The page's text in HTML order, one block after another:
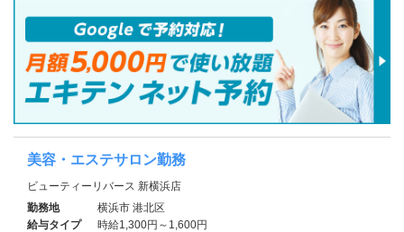
美容・エステサロン勤務
ビューティーリバース 新横浜店
勤務地
横浜市 港北区
給与タイプ
時給1,300円～1,600円